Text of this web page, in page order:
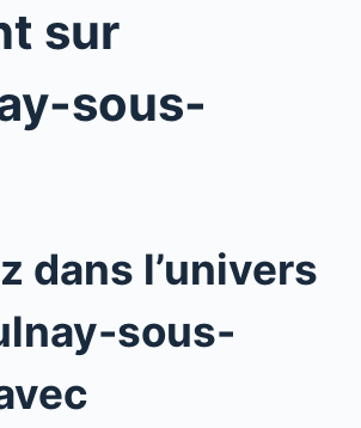
sur
sous-
dans l’univers
sous-